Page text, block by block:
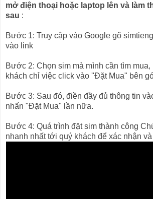
mở điện thoại hoặc laptop lên và làm
sau :
Bước 1: Truy cập vào Google gõ
vào link
Bước 2: Chọn sim mà mình cần tìm
khách chỉ việc click vào ''Đặt Mua" bên
Bước 3: Sau đó, điền đầy đủ thông tin
nhấn "Đặt Mua" lần nữa.
Bước 4: Quá trình đặt sim thành công
nhanh nhất tới quý khách để xác nhận